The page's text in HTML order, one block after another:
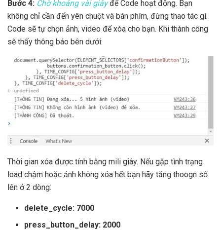
Bước 4: Chờ khoảng vài giây để Code hoạt động. Bạn
không chỉ cần đển yên chuột và bàn phím, đừng thao tác gì.
Code sẽ tự chọn ảnh, video để xóa cho bạn. Khi thành công
sẽ thấy thông báo bên dưới:
Thời gian xóa được tính bằng mili giây. Nếu gặp tình trạng
load chậm hoặc ảnh không xóa hết bạn hãy tăng thoogn số
lên ở 2 dòng:
delete_cycle: 7000
press_button_delay: 2000